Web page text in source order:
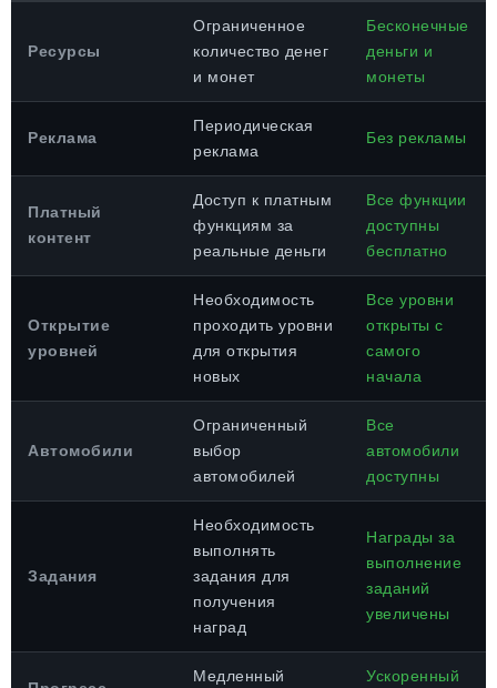
Ресурсы
Ограниченное
количество денег
и монет
Бесконечные
деньги и
монеты
Реклама
Периодическая
реклама
Без рекламы
Платный
контент
Доступ к платным
функциям за
реальные деньги
Все функции
доступны
бесплатно
Открытие
уровней
Необходимость
проходить уровни
для открытия
новых
Все уровни
открыты с
самого
начала
Автомобили
Ограниченный
выбор
автомобилей
Все
автомобили
доступны
Задания
Необходимость
выполнять
задания для
получения
наград
Награды за
выполнение
заданий
увеличены
Медленный Ускоренный